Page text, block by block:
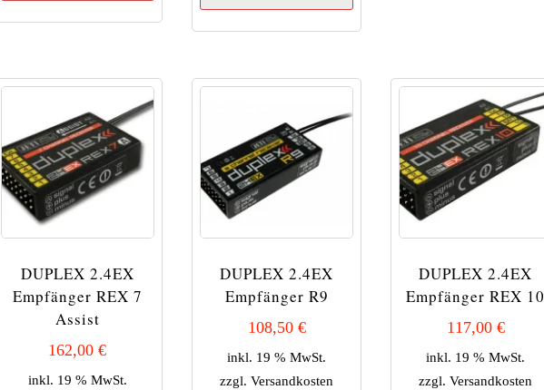
DUPLEX 2.4EX
Empfänger REX 7
Assist
162,00€
inkl. 19 % MwSt.
DUPLEX 2.4EX
Empfänger R9
108,50 €
inkl. 19 % MwSt.
zzgl.Versandkosten
DUPLEX 2.4EX
Empfänger REX 10
117,00 €
inkl. 19 % MwSt.
zzgl.Versandkosten